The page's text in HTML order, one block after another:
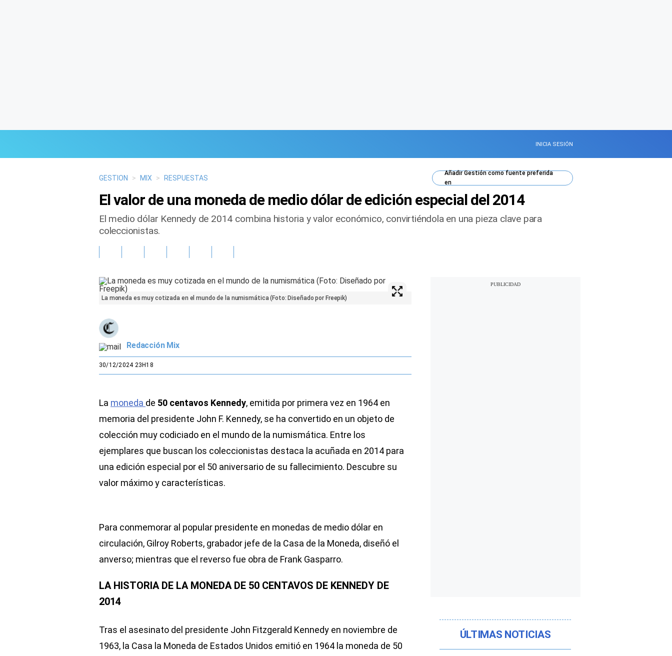
INICIA SESIÓN
GESTION > MIX > RESPUESTAS
AñadirGestióncomo fuente preferida
en
El valor de una moneda de medio dólar de edición especial del 2014
El medio dólar Kennedy de 2014 combina historia y valor económico, convirtiéndola en una pieza clave para
coleccionistas.
La moneda es muy cotizada en el mundo de la numismática (Foto: Diseñado por Freepik)
Redacción Mix
30/12/2024 23H18
La moneda de 50 centavos Kennedy, emitida por primera vez en 1964 en
memoria del presidente John F. Kennedy, se ha convertido en un objeto de
colección muy codiciado en el mundo de la numismática. Entre los
ejemplares que buscan los coleccionistas destaca la acuñada en 2014 para
una edición especial por el 50 aniversario de su fallecimiento. Descubre su
valor máximo y características.
Para conmemorar al popular presidente en monedas de medio dólar en
circulación, Gilroy Roberts, grabador jefe de la Casa de la Moneda, diseñó el
anverso; mientras que el reverso fue obra de Frank Gasparro.
LA HISTORIA DE LA MONEDA DE 50 CENTAVOS DE KENNEDY DE
2014
Tras el asesinato del presidente John Fitzgerald Kennedy en noviembre de
1963, la Casa la Moneda de Estados Unidos emitió en 1964 la moneda de 50
ÚLTIMAS NOTICIAS